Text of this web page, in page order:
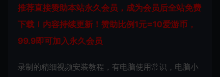
推荐直接赞助本站永久会员，成为会员后全站免费
下载！内容持续更新！赞助比例1元=10爱游币，
99.9即可加入永久会员
录制的精细视频安装教程，有电脑使用常识，电脑小